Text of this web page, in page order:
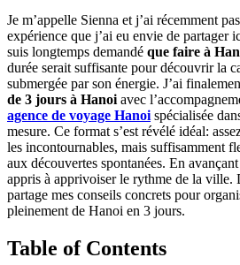
Je m’appelle Sienna et j’ai récemment
expérience que j’ai eu envie de partager
suis longtemps demandé que faire à
durée serait suffisante pour découvrir la
submergée par son énergie. J’ai
de 3 jours à Hanoi avec
agence de voyage Hanoi spécialisée
mesure. Ce format s’est révélé idéal:‎
les incontournables, mais suffisamment
aux découvertes spontanées. En
appris à apprivoiser le rythme de la ville.
partage mes conseils concrets pour
pleinement de Hanoi en 3 jours.
Table of Contents